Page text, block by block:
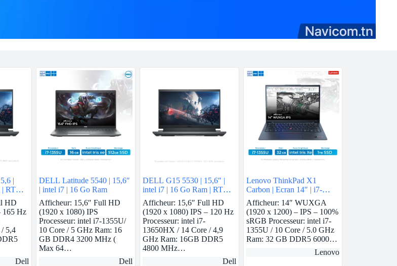
|
| RTX
HD
165 Hz
5,4
Dell
DELL Latitude 5540 | 15,6″
| intel i7 | 16 Go Ram
Afficheur: 15,6″ Full HD
(1920 x 1080) IPS
Processeur: intel i7-1355U/
10 Core / 5 GHz Ram: 16
GB DDR4 3200 MHz (
Max 64…
Dell
DELL G15 5530 | 15,6″ |
intel i7 | 16 Go Ram | RTX
3050
Afficheur: 15,6″ Full HD
(1920 x 1080) IPS – 120 Hz
Processeur: intel i7-
13650HX / 14 Core / 4,9
GHz Ram: 16GB DDR5
4800 MHz…
Dell
Lenovo ThinkPad X1
Carbon | Ecran 14″ | i7-
1355U | 32 GB Ram | intel
Iris Xe | 1 TB SSD
Afficheur: 14″ WUXGA
(1920 x 1200) – IPS – 100%
sRGB Processeur: intel i7-
1355U / 10 Core / 5.0 GHz
Ram: 32 GB DDR5 6000…
Lenovo